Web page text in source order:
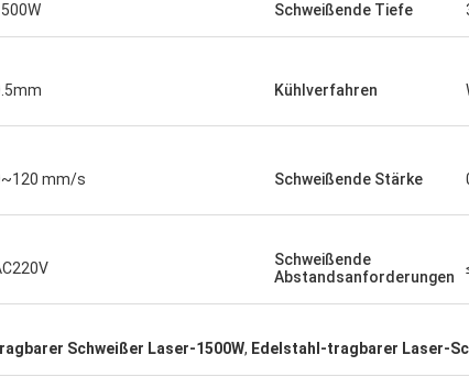
gut
gut entworfen und sorgfältig vorbereitet.
Schweißende Tiefe
Kühlverfahren
mm/s Schweißende Stärke
Schweißende
Abstandsanforderungen
Schweißer Laser-1500W, Edelstahl-tragbarer Laser-